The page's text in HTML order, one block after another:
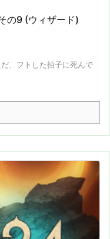
の9 (ウィザード)
、フトした拍子に死んで